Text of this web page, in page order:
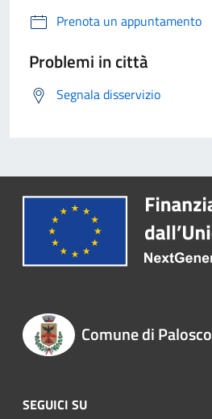
Prenota un appuntamento
Problemi in città
Segnala disservizio
Comune di Palosco
SEGUICI SU